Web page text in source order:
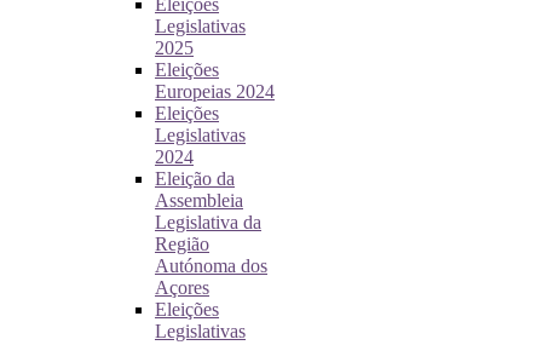
Eleições
Legislativas
2025
Eleições
Europeias 2024
Eleições
Legislativas
2024
Eleição da
Assembleia
Legislativa da
Região
Autónoma dos
Açores
Eleições
Legislativas